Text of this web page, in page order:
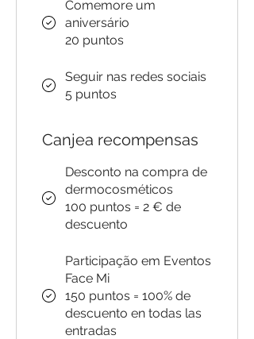
Comemore um
aniversário
20 puntos
Seguir nas redes sociais
5 puntos
Canjea recompensas
Desconto na compra de
dermocosméticos
100 puntos = 2 € de
descuento
Participação em Eventos
Face Mi
150 puntos = 100% de
descuento en todas las
entradas